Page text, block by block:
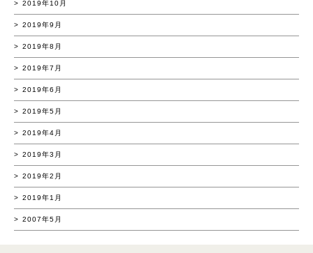
2019年10月
2019年9月
2019年8月
2019年7月
2019年6月
2019年5月
2019年4月
2019年3月
2019年2月
2019年1月
2007年5月